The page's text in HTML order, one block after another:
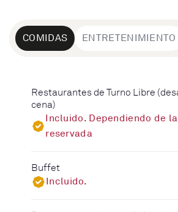
COMIDAS ENTRETENIMIENTO
Restaurantes de Turno Libre
cena)
Incluido. Dependiendo de
reservada
Buffet
Incluido.